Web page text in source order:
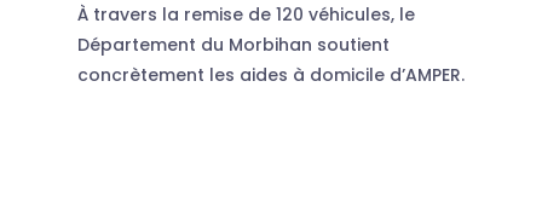
À travers la remise de 120 véhicules, le
Département du Morbihan soutient
concrètement les aides à domicile d’AMPER.